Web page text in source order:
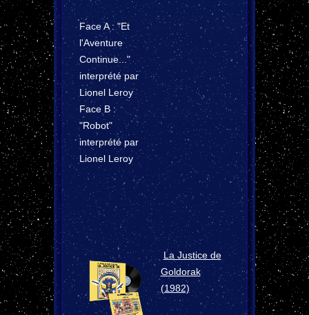
Face A : "Et
l'Aventure
Continue..."
interprété par
Lionel Leroy
Face B :
"Robot"
interprété par
Lionel Leroy
La Justice de
Goldorak
(1982)